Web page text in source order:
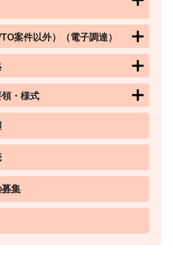
案件以外）（電子調達）
・様式
集